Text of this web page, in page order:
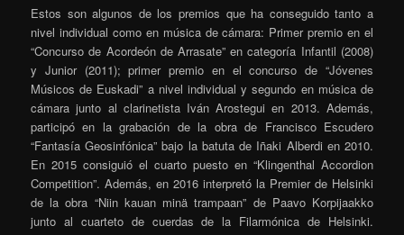
Estos son algunos de los premios que ha conseguido tanto a
nivel individual como en música de cámara: Primer premio en el
“Concurso de Acordeón de Arrasate” en categoría Infantil (2008)
y Junior (2011); primer premio en el concurso de “Jóvenes
Músicos de Euskadi” a nivel individual y segundo en música de
cámara junto al clarinetista Iván Arostegui en 2013. Además,
participó en la grabación de la obra de Francisco Escudero
“Fantasía Geosinfónica” bajo la batuta de Iñaki Alberdi en 2010.
En 2015 consiguió el cuarto puesto en “Klingenthal Accordion
Competition”. Además, en 2016 interpretó la Premier de Helsinki
de la obra “Niin kauan minä trampaan” de Paavo Korpijaakko
junto al cuarteto de cuerdas de la Filarmónica de Helsinki.